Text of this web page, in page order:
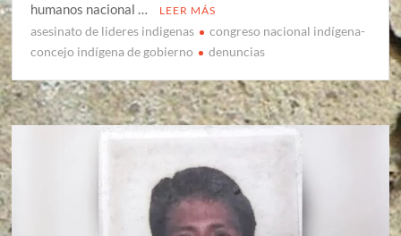
humanos nacional …
LEER MÁS
asesinato de lideres indigenas
congreso nacional indígena-
concejo indígena de gobierno
denuncias